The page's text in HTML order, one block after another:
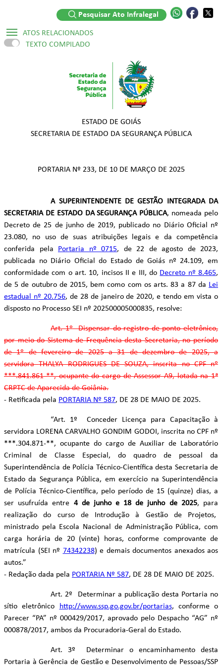
ATOS RELACIONADOS
▷ Portaria Nº 587/2025
▷ Portaria Nº 715/2023
▷ Lei Ordinária Nº 20.756/2020
TEXTO COMPILADO
ESTADO DE GOIÁS
SECRETARIA DE ESTADO DA SEGURANÇA PÚBLICA
PORTARIA Nº 233, DE 10 DE MARÇO DE 2025
A SUPERINTENDENTE DE GESTÃO INTEGRADA DA
SECRETARIA DE ESTADO DA SEGURANÇA PÚBLICA, nomeada pelo
Decreto de 25 de junho de 2019, publicado no Diário Oficial nº
23.080, no uso de suas atribuições legais e da competência
conferida pela
Portaria nº 0715, de 22 de agosto de 2023,
publicada no Diário Oficial do Estado de Goiás nº 24.109, em
conformidade com o art. 10, incisos II e III, do Decreto nº 8.465,
de 5 de outubro de 2015, bem como com os arts. 83 a 87 da Lei
estadual nº 20.756, de 28 de janeiro de 2020, e tendo em vista o
disposto no Processo SEI nº 202500005000835, resolve:
Art. 1º Dispensar do registro de ponto eletrônico,
por meio do Sistema de Frequência desta Secretaria, no período
de 1º de fevereiro de 2025 a 31 de dezembro de 2025, a
servidora THALYA RODRIGUES DE SOUZA, inscrita no CPF nº
***.841.861-**, ocupante do cargo de Assessor A9, lotada na 1ª
CRPTC de Aparecida de Goiânia.
- Retificada pela PORTARIA Nº 587, DE 28 DE MAIO DE 2025.
“Art. 1º Conceder Licença para Capacitação à
servidora LORENA CARVALHO GONDIM GODOI, inscrita no CPF nº
***.304.871-**, ocupante do cargo de Auxiliar de Laboratório
Criminal de Classe Especial, do quadro de pessoal da
Superintendência de Polícia Técnico-Científica desta Secretaria de
Estado da Segurança Pública, em exercício na Superintendência
de Polícia Técnico-Científica, pelo período de 15 (quinze) dias, a
ser usufruída entre 4 de junho e 18 de junho de 2025, para
realização do curso de Introdução à Gestão de Projetos,
ministrado pela Escola Nacional de Administração Pública, com
carga horária de 20 (vinte) horas, conforme comprovante de
matrícula (SEI nº 74342238) e demais documentos anexados aos
autos.”
- Redação dada pela PORTARIA Nº 587, DE 28 DE MAIO DE 2025.
Art. 2º Determinar a publicação desta Portaria no
sítio eletrônico
http://www.ssp.go.gov.br/portarias, conforme o
Parecer “PA” nº 000429/2017, aprovado pelo Despacho “AG” nº
000878/2017, ambos da Procuradoria-Geral do Estado.
Art. 3º Determinar o encaminhamento desta
Portaria à Gerência de Gestão e Desenvolvimento de Pessoas/SSP
Pesquisar Ato Infralegal